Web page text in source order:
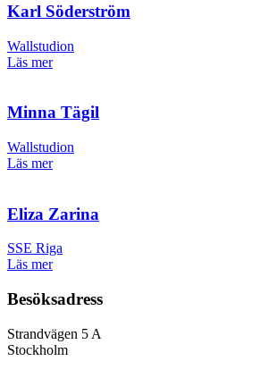
Karl Söderström
Wallstudion
Läs mer
Minna Tägil
Wallstudion
Läs mer
Eliza Zarina
SSE Riga
Läs mer
Besöksadress
Strandvägen 5 A
Stockholm